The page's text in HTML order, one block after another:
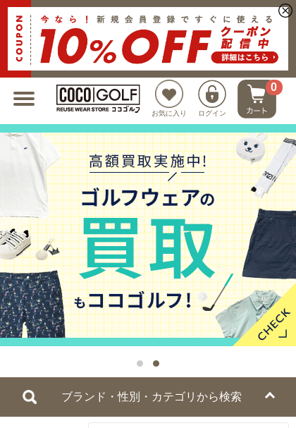
お気に入り ログイン
0
新規会員登録でクーポンプレゼント
ブランド・性別・カテゴリから検索